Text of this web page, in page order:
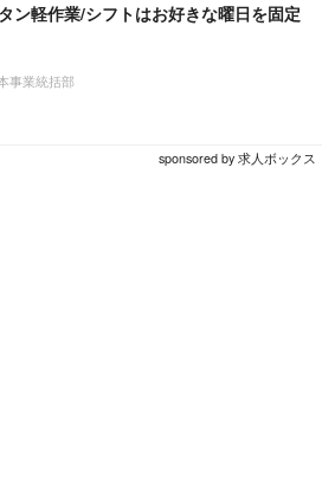
ン軽作業/シフトはお好きな曜日を固定
事業統括部
sponsored by 求人ボックス